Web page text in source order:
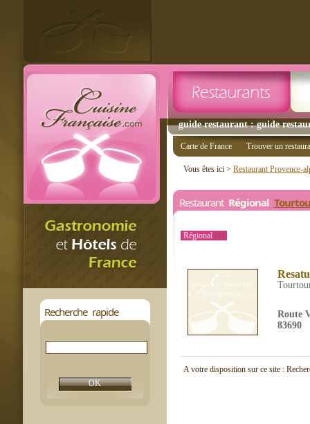
guide restaurant : guide
Recherche rapide
Carte de France Trouver un
Vous êtes ici > Restaurant Provence-
Restaurant Régional
Régional (1)
Route
83690
A votre disposition sur ce site :